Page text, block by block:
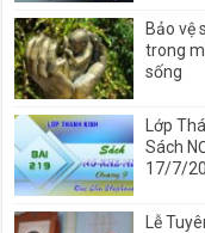
Bảo vệ
trong
sống
Lớp
Sách
17/7/
Lễ